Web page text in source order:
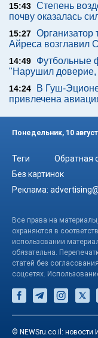
15:43 Степень
почву оказалась
15:27 Организатор
Айреса возглавил
14:49
Футбольные
"Нарушил доверие,
14:24
В Гуш-
привлечена
Понедельник, 10
Теги Обратная
Без картинок
Реклама:
Все права на
охраняются в
использовании
обязательна.
статей без
соцсетях.
© NEWSru.co.il: новости